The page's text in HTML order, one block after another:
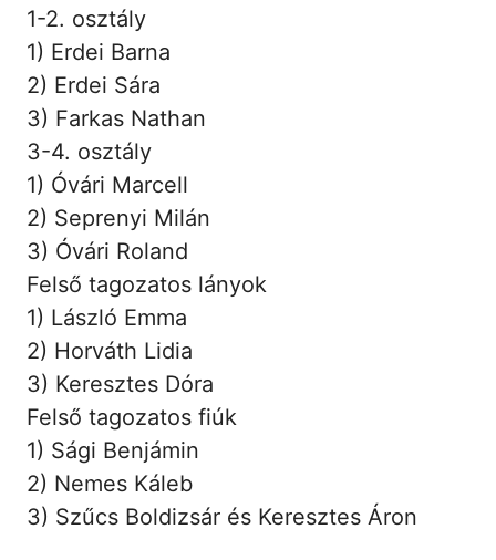
1-2. osztály
1) Erdei Barna
2) Erdei Sára
3) Farkas Nathan
3-4. osztály
1) Óvári Marcell
2) Seprenyi Milán
3) Óvári Roland
Felső tagozatos lányok
1) László Emma
2) Horváth Lidia
3) Keresztes Dóra
Felső tagozatos fiúk
1) Sági Benjámin
2) Nemes Káleb
3) Szűcs Boldizsár és Keresztes Áron